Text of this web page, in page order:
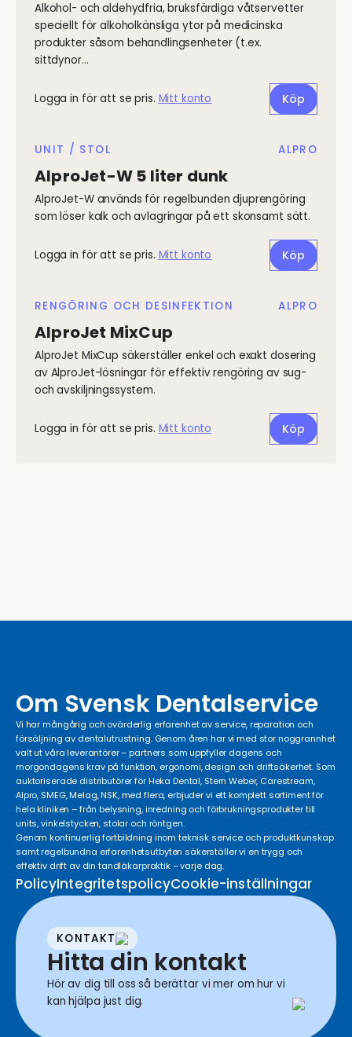
Alkohol- och aldehydfria, bruksfärdiga våtservetter
speciellt för alkoholkänsliga ytor på medicinska
produkter såsom behandlingsenheter (t.ex.
sittdynor…
Logga in för att se pris. Mitt konto Köp
UNIT / STOL ALPRO
AlproJet-W 5 liter dunk
AlproJet-W används för regelbunden djuprengöring
som löser kalk och avlagringar på ett skonsamt sätt.
Logga in för att se pris. Mitt konto Köp
RENGÖRING OCH DESINFEKTION ALPRO
AlproJet MixCup
AlproJet MixCup säkerställer enkel och exakt dosering
av AlproJet-lösningar för effektiv rengöring av sug-
och avskiljningssystem.
Logga in för att se pris. Mitt konto Köp
Om Svensk Dentalservice
Vi har mångårig och ovärderlig erfarenhet av service, reparation och
försäljning av dentalutrustning. Genom åren har vi med stor noggrannhet
valt ut våra leverantörer – partners som uppfyller dagens och
morgondagens krav på funktion, ergonomi, design och driftsäkerhet. Som
auktoriserade distributörer för Heka Dental, Stern Weber, Carestream,
Alpro, SMEG, Melag, NSK, med flera, erbjuder vi ett komplett sortiment för
hela kliniken – från belysning, inredning och förbrukningsprodukter till
units, vinkelstycken, stolar och röntgen.
Genom kontinuerlig fortbildning inom teknisk service och produktkunskap
samt regelbundna erfarenhetsutbyten säkerställer vi en trygg och
effektiv drift av din tandläkarpraktik – varje dag.
PolicyIntegritetspolicyCookie-inställningar
KONTAKT
Hitta din kontakt
Hör av dig till oss så berättar vi mer om hur vi
kan hjälpa just dig.